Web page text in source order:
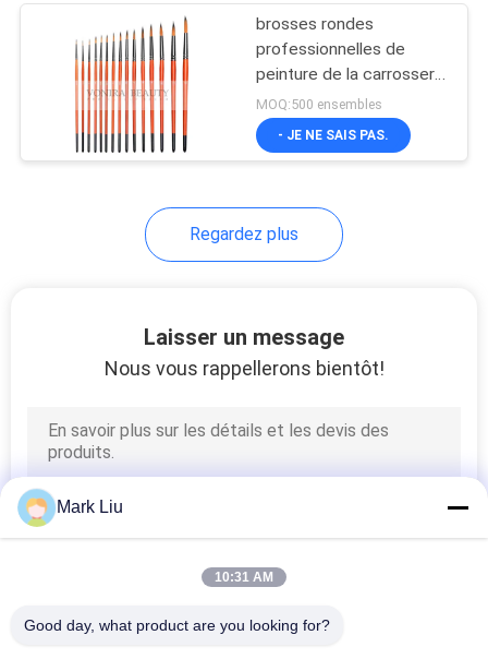
Collection de brosse
de maquillage
Différentes brosses
Brosses de peinture
de carrosserie
brosses rondes
professionnelles de
peinture de la carrosserie
15Pcs pour la peinture
de visage de gouache
d'aquarelle d'huile
MOQ:500 ensembles
- JE NE SAIS PAS.
Regardez plus
Laisser un message
Nous vous rappellerons bientôt!
Mark Liu
10:31 AM
Good day, what product are you looking for?